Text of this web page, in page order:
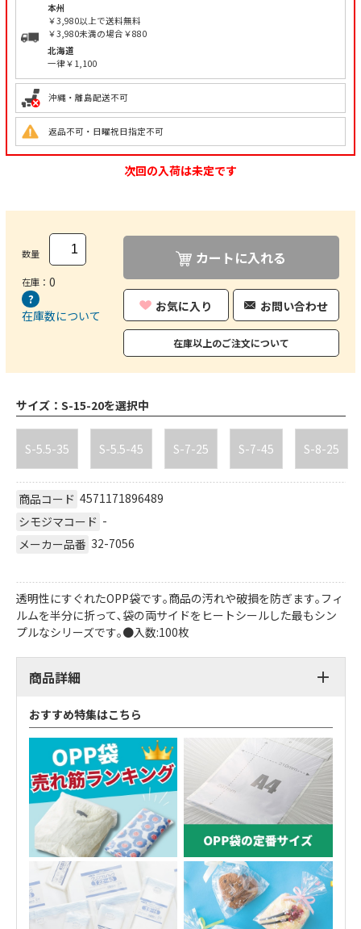
本州
￥3,980以上で送料無料
￥3,980未満の場合￥880
北海道
一律￥1,100
沖縄・離島配送不可
返品不可・日曜祝日指定不可
次回の入荷は未定です
数量
在庫： 0
在庫数について
カートに入れる
お気に入り お問い合わせ
在庫以上のご注文について
サイズ： S-15-20を選択中
S-5.5-35 S-5.5-45 S-7-25 S-7-45 S-8-25
商品コード 4571171896489
シモジマコード -
メーカー品番 32-7056
透明性にすぐれたOPP袋です｡商品の汚れや破損を防ぎます｡フィ
ルムを半分に折って､袋の両サイドをヒートシールした最もシン
プルなシリーズです｡●入数:100枚
商品詳細
おすすめ特集はこちら